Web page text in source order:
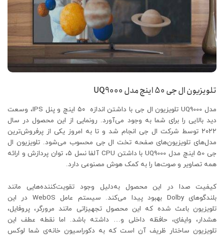
تلویزیون ال جی 50 اینچ مدل UQ9000
مدل UQ9000 تلویزیون ال جی با داشتن اندازه ۵۰ اینچ و پنل IPS، وسعت
دید بالایی را برای شما به وجود می‌آورد. رونمایی از این محصول در سال
۲۰۲۲ توسط شرکت ال جی انجام شد و تا به امروز یکی از پرفروش‌ترین
مدل‌های تلویزیون‌های صفحه تخت ال جی محسوب می‌شود. تلویزیون ال
جی 50 اینچ مدل UQ9000 با داشتن CPU آلفا نسل ۵، توان پردازش و ارائه
همه تصاویر و صوت‌ها را به کمک هوش مصنوعی دارد.
کیفیت صدا در این محصول به‌دلیل وجود تقویت‌کننده‌هایی مانند
بلندگوهای Dolby بهبود پیدا می‌کند. سیستم عامل WebOS در این
تلویزیون باعث شده که این محصول تجهیزاتی مانند مرورگر، پروفایل،
هشدار، وایفای، حافظه داخلی و… داشته باشد. اما نقطه عطف این
تلویزیون ساختار ظریف آن است که به دکوراسیون خانه‌ی شما لوکس